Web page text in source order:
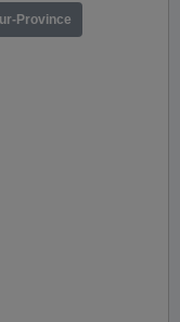
Province